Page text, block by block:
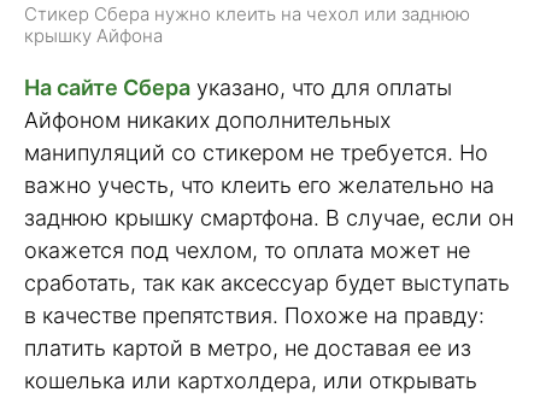
Стикер Сбера нужно клеить на чехол или заднюю
крышку Айфона
На сайте Сбера указано, что для оплаты
Айфоном никаких дополнительных
манипуляций со стикером не требуется. Но
важно учесть, что клеить его желательно на
заднюю крышку смартфона. В случае, если он
окажется под чехлом, то оплата может не
сработать, так как аксессуар будет выступать
в качестве препятствия. Похоже на правду:
платить картой в метро, не доставая ее из
кошелька или картхолдера, или открывать